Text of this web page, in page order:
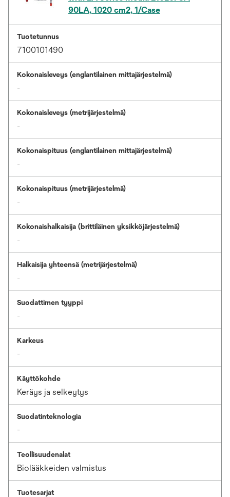
90LA, 1020 cm2, 1/Case
Tuotetunnus
7100101490
Kokonaisleveys (englantilainen mittajärjestelmä)
-
Kokonaisleveys (metrijärjestelmä)
-
Kokonaispituus (englantilainen mittajärjestelmä)
-
Kokonaispituus (metrijärjestelmä)
-
Kokonaishalkaisija (brittiläinen yksikköjärjestelmä)
-
Halkaisija yhteensä (metrijärjestelmä)
-
Suodattimen tyyppi
-
Karkeus
-
Käyttökohde
Keräys ja selkeytys
Suodatinteknologia
-
Teollisuudenalat
Biolääkkeiden valmistus
Tuotesarjat